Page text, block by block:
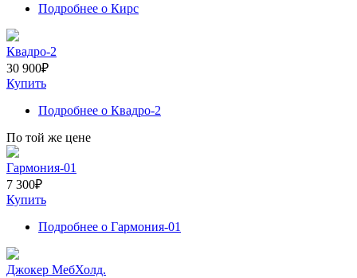
Подробнее о Кирс
Квадро-2
30 900₽
Купить
Подробнее о Квадро-2
По той же цене
Гармония-01
7 300₽
Купить
Подробнее о Гармония-01
Джокер МебХолд.